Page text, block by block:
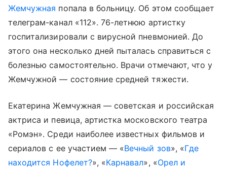
Жемчужная попала в больницу. Об этом сообщает
телеграм-канал «112». 76-летнюю артистку
госпитализировали с вирусной пневмонией. До
этого она несколько дней пыталась справиться с
болезнью самостоятельно. Врачи отмечают, что у
Жемчужной — состояние средней тяжести.
Екатерина Жемчужная — советская и российская
актриса и певица, артистка московского театра
«Ромэн». Среди наиболее известных фильмов и
сериалов с ее участием — «Вечный зов», «Где
находится Нофелет?», «Карнавал», «Орел и